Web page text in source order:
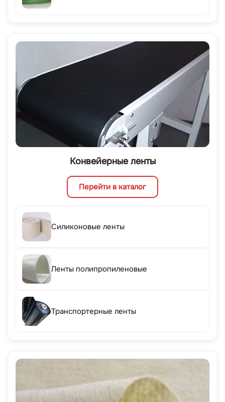
Конвейерные ленты
Перейти в каталог
Силиконовые ленты
Ленты полипропиленовые
Транспортерные ленты